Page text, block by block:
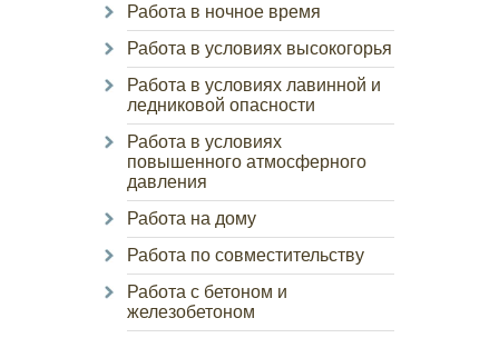
Работа в ночное время
Работа в условиях высокогорья
Работа в условиях лавинной и
ледниковой опасности
Работа в условиях
повышенного атмосферного
давления
Работа на дому
Работа по совместительству
Работа с бетоном и
железобетоном